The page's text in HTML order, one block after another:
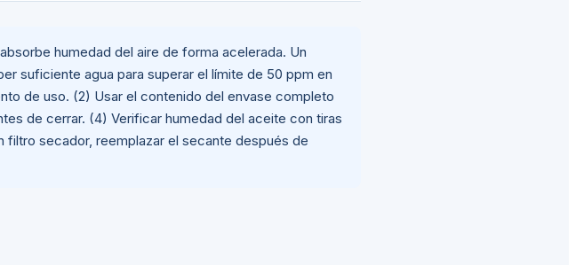
absorbe humedad del aire de forma acelerada. Un
suficiente agua para superar el límite de 50 ppm en
de uso. (2) Usar el contenido del envase completo
de cerrar. (4) Verificar humedad del aceite con tiras
secador, reemplazar el secante después de